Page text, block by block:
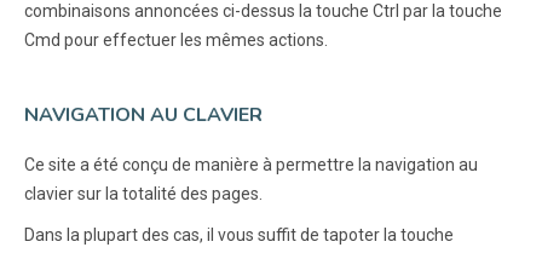
combinaisons annoncées ci-dessus la touche Ctrl par la touche
Cmd pour effectuer les mêmes actions.
NAVIGATION AU CLAVIER
Ce site a été conçu de manière à permettre la navigation au
clavier sur la totalité des pages.
Dans la plupart des cas, il vous suffit de tapoter la touche